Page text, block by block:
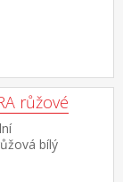
růžové
bílý
sedu 43-53 cm